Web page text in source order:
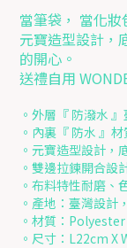
當筆袋， 當化妝
元寶造型設計，
的開心。
送禮自用
。外層『 防潑水
。內裏『 防水 』
。元寶造型設計，
。雙邊拉鍊開合設
。布料特性耐磨、
。產地：臺灣設計
。材質：
。尺寸：L22cm X